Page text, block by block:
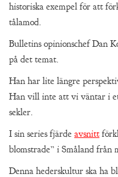
historiska exempel för att
tålamod.
Bulletins opinionschef Dan
på det temat.
Han har lite längre
Han vill inte att vi väntar i
sekler.
I sin series fjärde avsnitt
blomstrade” i Småland från
Denna hederskultur ska ha